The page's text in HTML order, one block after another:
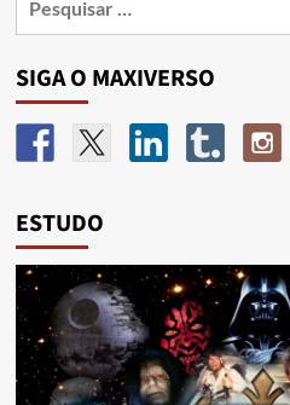
SIGA O MAXIVERSO
ESTUDO